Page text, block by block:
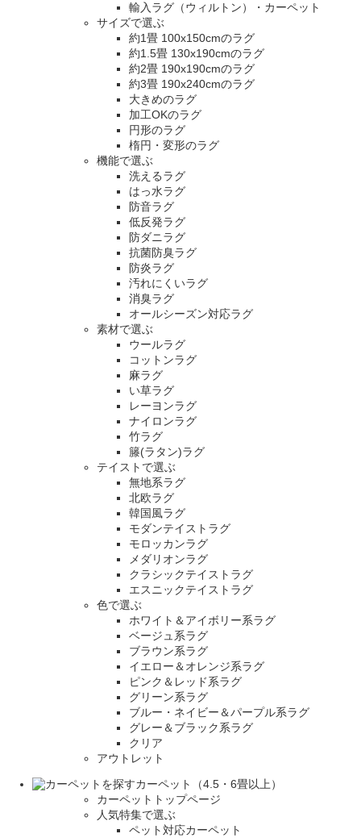
輸入ラグ（ウィルトン）・カーペット
サイズで選ぶ
約1畳 100x150cmのラグ
約1.5畳 130x190cmのラグ
約2畳 190x190cmのラグ
約3畳 190x240cmのラグ
大きめのラグ
加工OKのラグ
円形のラグ
楕円・変形のラグ
機能で選ぶ
洗えるラグ
はっ水ラグ
防音ラグ
低反発ラグ
防ダニラグ
抗菌防臭ラグ
防炎ラグ
汚れにくいラグ
消臭ラグ
オールシーズン対応ラグ
素材で選ぶ
ウールラグ
コットンラグ
麻ラグ
い草ラグ
レーヨンラグ
ナイロンラグ
竹ラグ
籐(ラタン)ラグ
テイストで選ぶ
無地系ラグ
北欧ラグ
韓国風ラグ
モダンテイストラグ
モロッカンラグ
メダリオンラグ
クラシックテイストラグ
エスニックテイストラグ
色で選ぶ
ホワイト＆アイボリー系ラグ
ベージュ系ラグ
ブラウン系ラグ
イエロー＆オレンジ系ラグ
ピンク＆レッド系ラグ
グリーン系ラグ
ブルー・ネイビー＆パープル系ラグ
グレー＆ブラック系ラグ
クリア
アウトレット
カーペット（4.5・6畳以上）
カーペットトップページ
人気特集で選ぶ
ペット対応カーペット